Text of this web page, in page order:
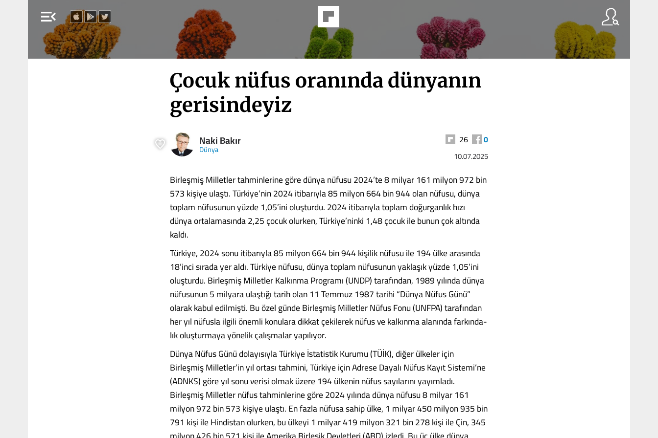
menu_open
Çocuk nüfus oranında dünyanın
gerisindeyiz
Naki Bakır
Dünya
26 0
10.07.2025
Birleşmiş Milletler tahminlerine göre dünya nüfusu 2024’te 8 milyar 161 milyon 972 bin
573 kişiye ulaştı. Türkiye’nin 2024 itibarıyla 85 milyon 664 bin 944 olan nüfusu, dünya
toplam nüfusunun yüzde 1,05’ini oluşturdu. 2024 itibarıyla toplam doğurganlık hızı
dünya ortalamasında 2,25 çocuk olurken, Türkiye’ninki 1,48 çocuk ile bunun çok altında
kaldı.
Türkiye, 2024 sonu iti­barıyla 85 milyon 664 bin 944 kişilik nüfu­su ile 194 ülke arasında
18’in­ci sırada yer aldı. Türkiye nü­fusu, dünya toplam nüfusu­nun yaklaşık yüzde 1,05’ini
oluşturdu. Birleşmiş Millet­ler Kalkınma Programı (UN­DP) tarafından, 1989 yılında dünya
nüfusunun 5 milyara ulaştığı tarih olan 11 Tem­muz 1987 tarihi “Dünya Nü­fus Günü”
olarak kabul edil­mişti. Bu özel günde Birleş­miş Milletler Nüfus Fonu (UNFPA) tarafından
her yıl nüfusla ilgili önemli konula­ra dikkat çekilerek nüfus ve kalkınma alanında farkında­
lık oluşturmaya yönelik ça­lışmalar yapılıyor.
Dünya Nüfus Günü dolayı­sıyla Türkiye İstatistik Ku­rumu (TÜİK), diğer ülkeler için
Birleşmiş Milletler’in yıl ortası tahmini, Türkiye için Adrese Dayalı Nüfus Ka­yıt Sistemi’ne
(ADNKS) gö­re yıl sonu verisi olmak üzere 194 ülkenin nüfus sayılarını yayımladı.
Birleşmiş Millet­ler nüfus tahminlerine göre 2024 yılında dünya nüfusu 8 milyar 161
milyon 972 bin 573 kişiye ulaştı. En fazla nü­fusa sahip ülke, 1 milyar 450 milyon 935 bin
791 kişi ile Hindistan olurken, bu ülkeyi 1 milyar 419 milyon 321 bin 278 kişi ile Çin, 345